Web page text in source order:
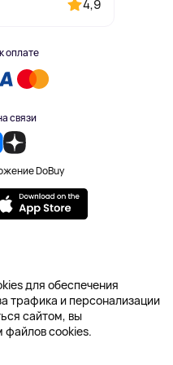
4,9
оплате
связи
DoBuy
права защищены
данных
соглашение
– NetLab
для обеспечения
трафика и персонализации
сайтом, вы
файлов cookies.